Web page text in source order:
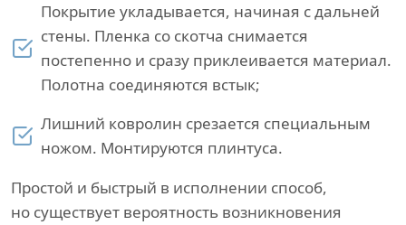
Покрытие укладывается, начиная с дальней
стены. Пленка со скотча снимается
постепенно и сразу приклеивается материал.
Полотна соединяются встык;
Лишний ковролин срезается специальным
ножом. Монтируются плинтуса.
Простой и быстрый в исполнении способ,
но существует вероятность возникновения